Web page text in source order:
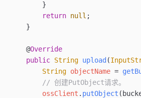
        }
        return
null ;
    }
    @
Override
    public
String upload (
        String
objectName =
        // 创建PutObject请求。
        ossClient
. putObject